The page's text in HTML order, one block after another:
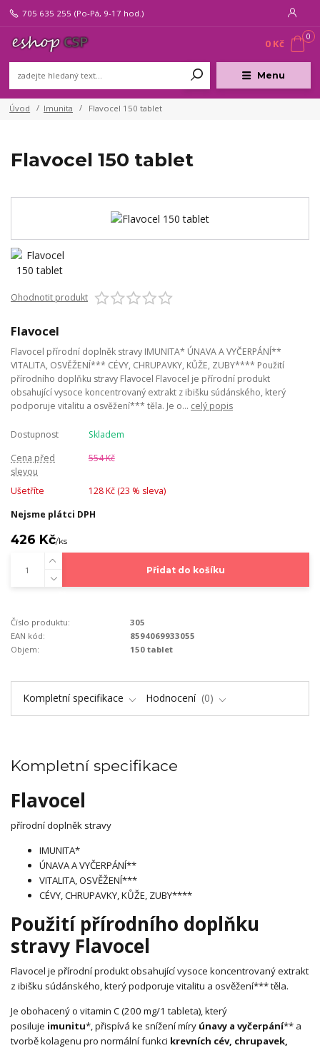
Menu
705 635 255 (Po-Pá, 9-17 hod.)
0
0 Kč
Úvod Imunita Flavocel 150 tablet
Flavocel 150 tablet
Ohodnotit produkt
Flavocel
Flavocel přírodní doplněk stravy IMUNITA* ÚNAVA A VYČERPÁNÍ**
VITALITA, OSVĚŽENÍ*** CÉVY, CHRUPAVKY, KŮŽE, ZUBY**** Použití
přírodního doplňku stravy Flavocel Flavocel je přírodní produkt
obsahující vysoce koncentrovaný extrakt z ibišku súdánského, který
podporuje vitalitu a osvěžení*** těla. Je o... celý popis
Dostupnost
Skladem
Cena před
slevou
554 Kč
Ušetříte 128 Kč (23 % sleva)
Nejsme plátci DPH
426 Kč/ks
Přidat do košíku
Číslo produktu:
305
EAN kód:
8594069933055
Objem:
150 tablet
Kompletní specifikace Hodnocení 0
Kompletní specifikace
Flavocel
přírodní doplněk stravy
IMUNITA*
ÚNAVA A VYČERPÁNÍ**
VITALITA, OSVĚŽENÍ***
CÉVY, CHRUPAVKY, KŮŽE, ZUBY****
Použití přírodního doplňku
stravy Flavocel
Flavocel je přírodní produkt obsahující vysoce koncentrovaný extrakt
z ibišku súdánského, který podporuje vitalitu a osvěžení*** těla.
Je obohacený o vitamin C (200 mg/1 tableta), který
posiluje imunitu*, přispívá ke snížení míry únavy a vyčerpání** a
tvorbě kolagenu pro normální funkci krevních cév, chrupavek,